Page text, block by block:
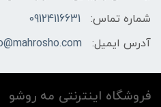
شماره تماس:
09124116631
آدرس ایمیل:
فروشگاه اینترنتی مه‌ رو‌شو